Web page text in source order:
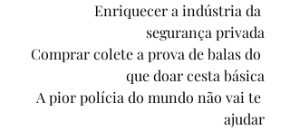
Enriquecer a indústria da
segurança privada
Comprar colete a prova de balas do
que doar cesta básica
A pior polícia do mundo não vai te
ajudar